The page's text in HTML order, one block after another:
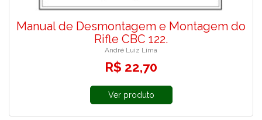
Manual de Desmontagem e Montagem do
Rifle CBC 122.
André Luiz Lima
R$ 22,70
Ver produto